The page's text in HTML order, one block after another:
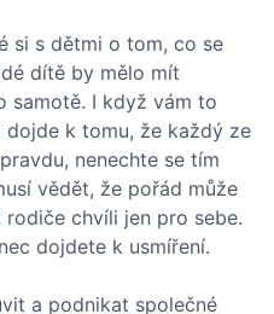
si s dětmi o tom, co se
dítě by mělo mít
samotě. I když vám to
dojde k tomu, že každý ze
nenechte se tím
vědět, že pořád může
chvíli jen pro sebe.
dojdete k usmíření.
a podnikat společné